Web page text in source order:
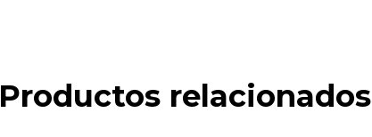
Productos relacionados